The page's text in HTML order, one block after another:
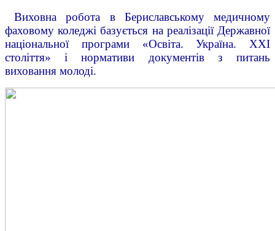
Виховна робота в Бериславському медичному
фаховому коледжі базується на реалізації Державної
національної програми «Освіта. Україна. ХХІ
століття» і нормативи документів з питань
виховання молоді.